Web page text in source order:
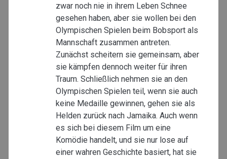
zwar noch nie in ihrem Leben Schnee
gesehen haben, aber sie wollen bei den
Olympischen Spielen beim Bobsport als
Mannschaft zusammen antreten.
Zunächst scheitern sie gemeinsam, aber
sie kämpfen dennoch weiter für ihren
Traum. Schließlich nehmen sie an den
Olympischen Spielen teil, wenn sie auch
keine Medaille gewinnen, gehen sie als
Helden zurück nach Jamaika. Auch wenn
es sich bei diesem Film um eine
Komödie handelt, und sie nur lose auf
einer wahren Geschichte basiert, hat sie